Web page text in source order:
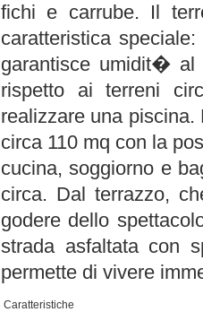
fichi e carrube. Il
caratteristica
garantisce umidit� al
rispetto ai terreni
realizzare una
circa 110 mq con la
cucina, soggiorno e
circa. Dal terrazzo,
godere dello
strada asfaltata con
permette di vivere
Caratteristiche